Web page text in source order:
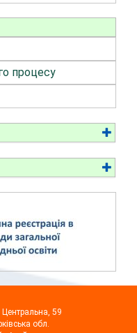
процесу
59
обл.